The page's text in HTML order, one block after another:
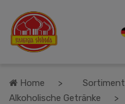
Home Sortiment
Alkoholische Getränke